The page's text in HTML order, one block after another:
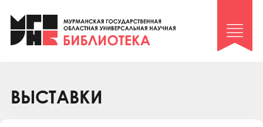
Клуб «Гиря и сельдерей»
Клуб «Семейный архив»
Коллегам
ВЫСТАВКИ